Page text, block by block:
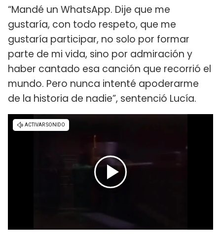
“Mandé un WhatsApp. Dije que me
gustaría, con todo respeto, que me
gustaría participar, no solo por formar
parte de mi vida, sino por admiración y
haber cantado esa canción que recorrió el
mundo. Pero nunca intenté apoderarme
de la historia de nadie”, sentenció Lucía.